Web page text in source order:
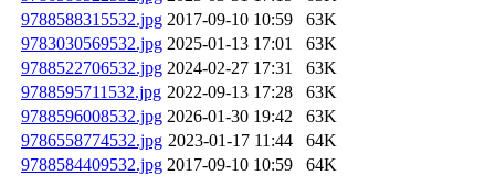
9788588315532.jpg 2017-09-10 10:59
63K
9783030569532.jpg 2025-01-13 17:01
63K
9788522706532.jpg 2024-02-27 17:31
63K
9788595711532.jpg 2022-09-13 17:28
63K
9788596008532.jpg 2026-01-30 19:42
63K
9786558774532.jpg 2023-01-17 11:44
64K
9788584409532.jpg 2017-09-10 10:59
64K